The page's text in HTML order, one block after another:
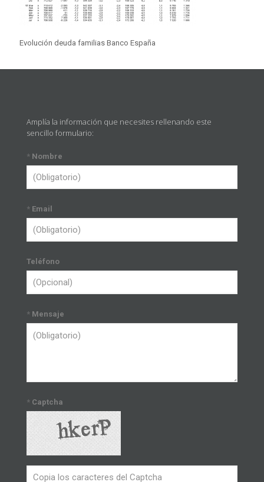
Evolución deuda familias Banco España
Amplía la información que necesites rellenando este
sencillo formulario:
* Nombre
* Email
Teléfono
* Mensaje
* Captcha